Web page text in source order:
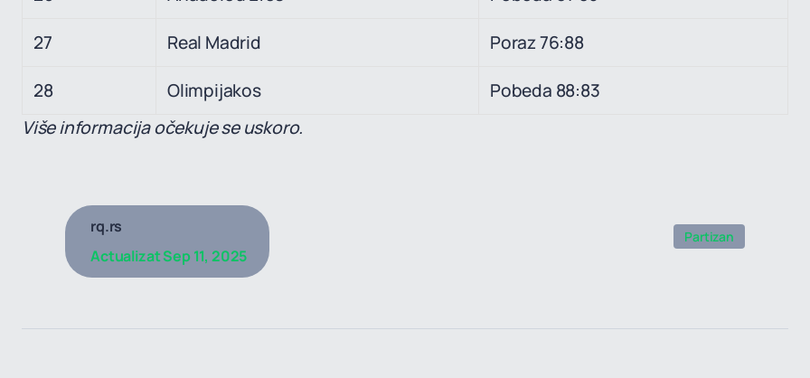
27 Real Madrid Poraz 76:88
28 Olimpijakos
Pobeda 88:83
Više informacija očekuje se uskoro.
rq.rs
ActualizatSep 11, 2025
Partizan